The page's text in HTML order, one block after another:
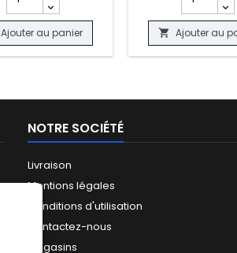
Ajouter au panier  Ajouter au
NOTRE SOCIÉTÉ
Livraison
Mentions légales
Conditions d'utilisation
Contactez-nous
Magasins